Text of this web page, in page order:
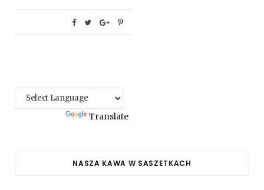
Translate
NASZA KAWA W SASZETKACH